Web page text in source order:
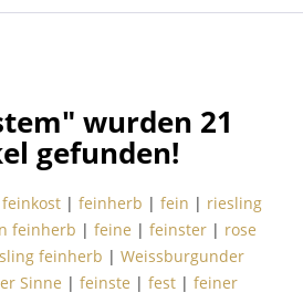
wurden 21
gefunden!
feinkost| feinherb | fein | riesling
feinherb | feine | feinster| rose
feinherb | Weissburgunder
Sinne | feinste | fest| feiner